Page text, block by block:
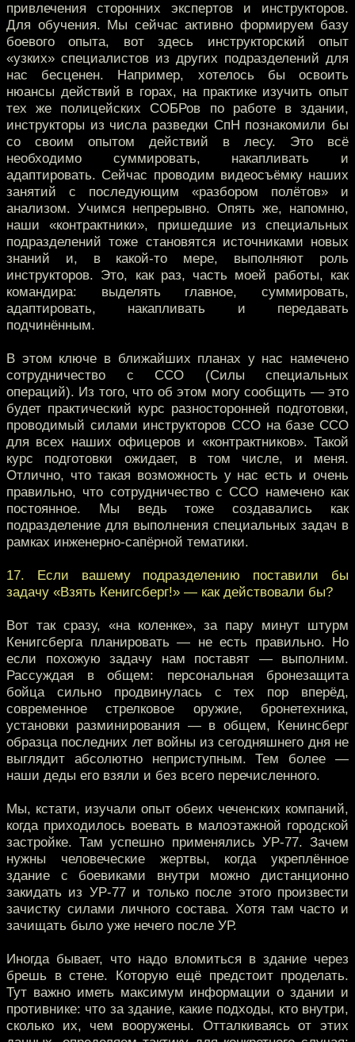
привлечения сторонних экспертов и инструкторов.
Для обучения. Мы сейчас активно формируем базу
боевого опыта, вот здесь инструкторский опыт
«узких» специалистов из других подразделений для
нас бесценен. Например, хотелось бы освоить
нюансы действий в горах, на практике изучить опыт
тех же полицейских СОБРов по работе в здании,
инструкторы из числа разведки СпН познакомили бы
со своим опытом действий в лесу. Это всё
необходимо суммировать, накапливать и
адаптировать. Сейчас проводим видеосъёмку наших
занятий с последующим «разбором полётов» и
анализом. Учимся непрерывно. Опять же, напомню,
наши «контрактники», пришедшие из специальных
подразделений тоже становятся источниками новых
знаний и, в какой-то мере, выполняют роль
инструкторов. Это, как раз, часть моей работы, как
командира: выделять главное, суммировать,
адаптировать, накапливать и передавать
подчинённым.
В этом ключе в ближайших планах у нас намечено
сотрудничество с ССО (Силы специальных
операций). Из того, что об этом могу сообщить — это
будет практический курс разносторонней подготовки,
проводимый силами инструкторов ССО на базе ССО
для всех наших офицеров и «контрактников». Такой
курс подготовки ожидает, в том числе, и меня.
Отлично, что такая возможность у нас есть и очень
правильно, что сотрудничество с ССО намечено как
постоянное. Мы ведь тоже создавались как
подразделение для выполнения специальных задач в
рамках инженерно-сапёрной тематики.
17. Если вашему подразделению поставили бы
задачу «Взять Кенигсберг!» — как действовали бы?
Вот так сразу, «на коленке», за пару минут штурм
Кенигсберга планировать — не есть правильно. Но
если похожую задачу нам поставят — выполним.
Рассуждая в общем: персональная бронезащита
бойца сильно продвинулась с тех пор вперёд,
современное стрелковое оружие, бронетехника,
установки разминирования — в общем, Кенинсберг
образца последних лет войны из сегодняшнего дня не
выглядит абсолютно неприступным. Тем более —
наши деды его взяли и без всего перечисленного.
Мы, кстати, изучали опыт обеих чеченских компаний,
когда приходилось воевать в малоэтажной городской
застройке. Там успешно применялись УР-77. Зачем
нужны человеческие жертвы, когда укреплённое
здание с боевиками внутри можно дистанционно
закидать из УР-77 и только после этого произвести
зачистку силами личного состава. Хотя там часто и
зачищать было уже нечего после УР.
Иногда бывает, что надо вломиться в здание через
брешь в стене. Которую ещё предстоит проделать.
Тут важно иметь максимум информации о здании и
противнике: что за здание, какие подходы, кто внутри,
сколько их, чем вооружены. Отталкиваясь от этих